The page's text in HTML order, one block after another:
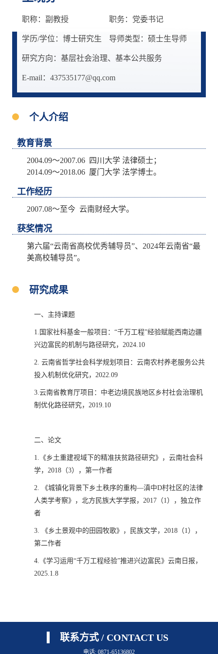
职称：副教授 职务：党委书记
学历/学位：博士研究生 导师类型：硕士生导师
研究方向：基层社会治理、基本公共服务
E-mail：437535177@qq.com
个人介绍
教育背景
2004.09～2007.06 四川大学 法律硕士；
2014.09～2018.06 厦门大学 法学博士。
工作经历
2007.08～至今 云南财经大学。
获奖情况
第六届“云南省高校优秀辅导员”、2024年云南省“最
美高校辅导员”。
研究成果
一、主持课题
1.国家社科基金一般项目：“千万工程”经验赋能西南边疆
兴边富民的机制与路径研究，2024.10
2. 云南省哲学社会科学规划项目：云南农村养老服务公共
投入机制优化研究，2022.09
3.云南省教育厅项目：中老边境民族地区乡村社会治理机
制优化路径研究，2019.10
二、论文
1.《乡土重建视域下的精准扶贫路径研究》，云南社会科
学，2018（3），第一作者
2. 《城镇化背景下乡土秩序的重构—滇中D村社区的法律
人类学考察》，北方民族大学学报，2017（1），独立作
者
3. 《乡土景观中的田园牧歌》，民族文学，2018（1），
第二作者
4.《学习运用“千万工程经验”推进兴边富民》云南日报，
2025.1.8
联系方式 / CONTACT US
电话: 0871-65136802